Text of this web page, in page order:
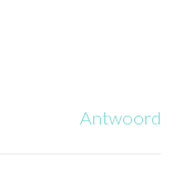
Antwoord